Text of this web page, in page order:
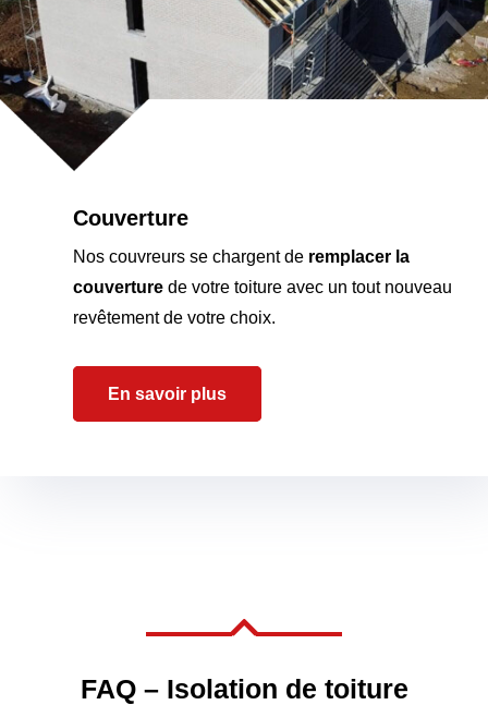
Couverture
Nos couvreurs se chargent de remplacer la
couverturede votre toiture avec un tout nouveau
revêtement de votre choix.
En savoir plus

FAQ – Isolation de toiture